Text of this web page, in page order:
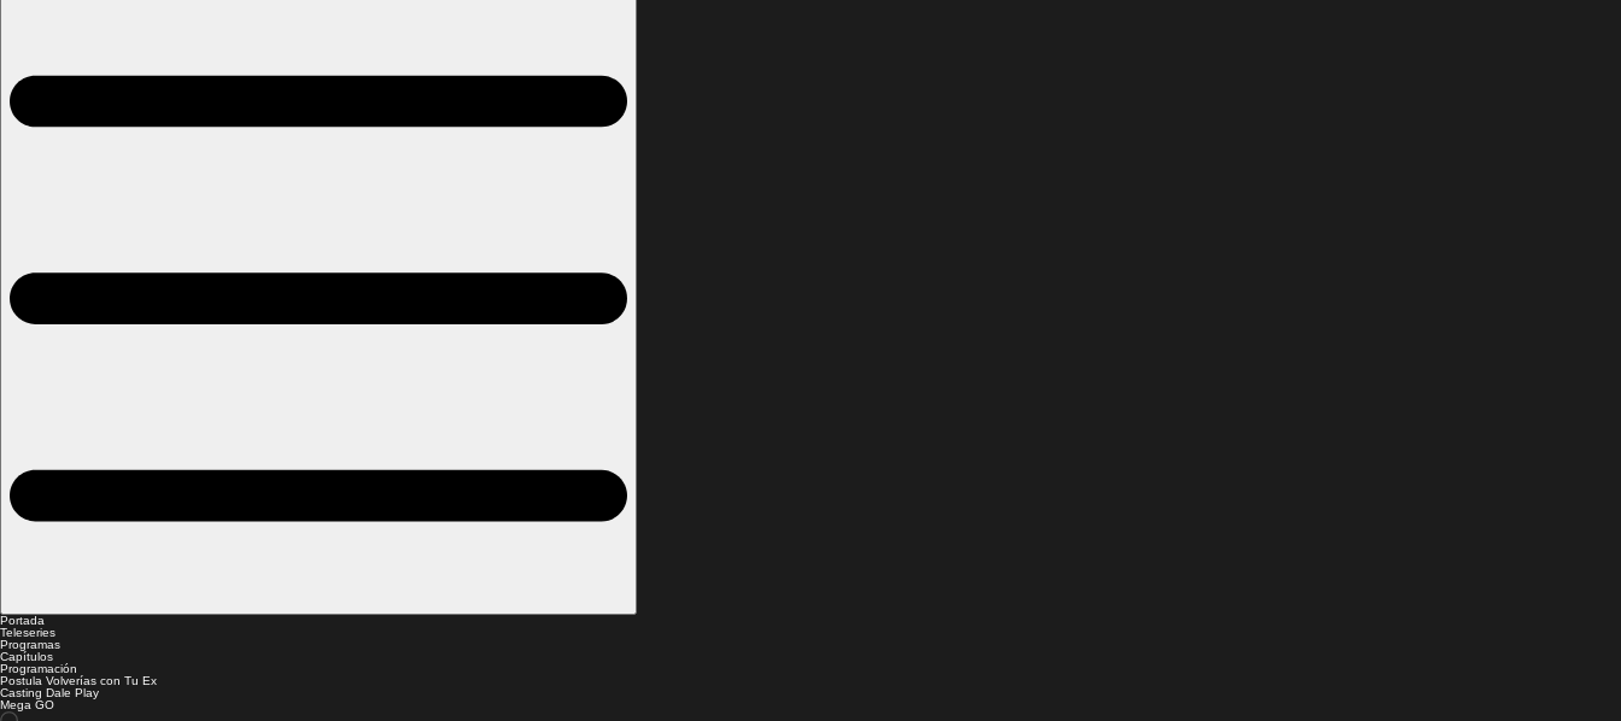
Portada
Teleseries
Programas
Capítulos
Programación
Postula Volverías con Tu Ex
Casting Dale Play
Mega GO